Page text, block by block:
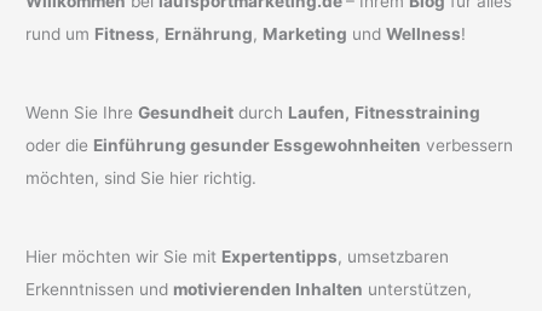
rund um Fitness, Ernährung, Marketing undWellness!
Wenn Sie IhreGesundheit durch Laufen, Fitnesstraining
oder die Einführung gesunder Essgewohnheiten verbessern
möchten, sind Sie hier richtig.
Hier möchten wir Sie mit Expertentipps, umsetzbaren
Erkenntnissen und motivierenden Inhalten unterstützen,